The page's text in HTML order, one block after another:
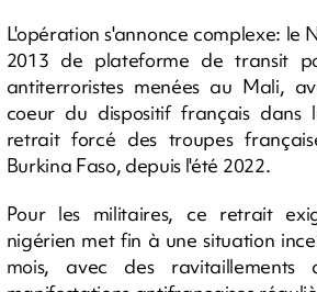
L'opération s'annonce complexe: le
2013 de plateforme de transit
antiterroristes menées au Mali,
coeur du dispositif français dans
retrait forcé des troupes
Burkina Faso, depuis l'été 2022.
Pour les militaires, ce retrait
nigérien met fin à une situation
mois, avec des ravitaillements